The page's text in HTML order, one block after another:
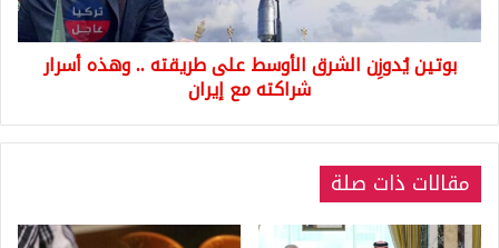
وهذه
أسرار
شراكتهبوتين يُدوزِن الشرق الأوسط على طريقته .. وهذه أسرار
شراكته مع إيران
مقالات ذات صلة